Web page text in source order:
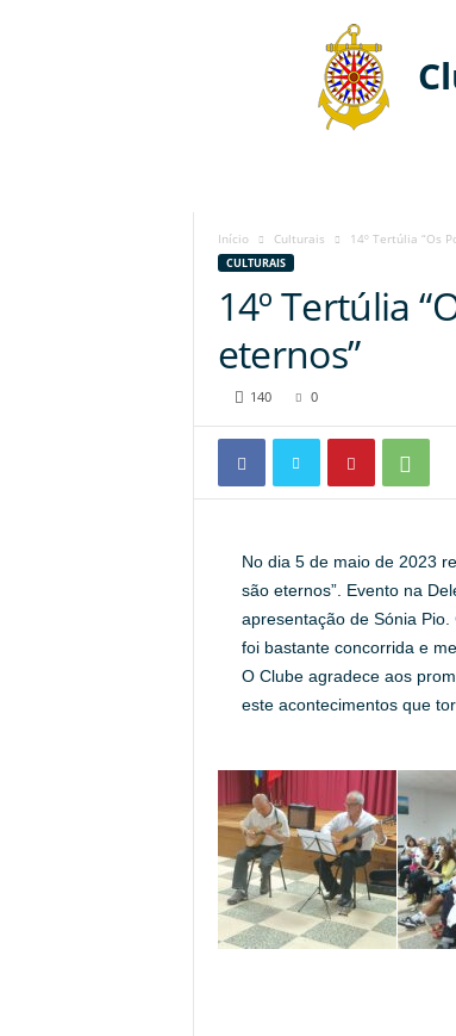
Início Culturais 14º Tertúlia “Os
CULTURAIS
14º Tertúlia
eternos”
140 0
No dia 5 de maio de 2023
são eternos”. Evento na
apresentação de Sónia
foi bastante concorrida e
O Clube agradece aos
este acontecimentos que